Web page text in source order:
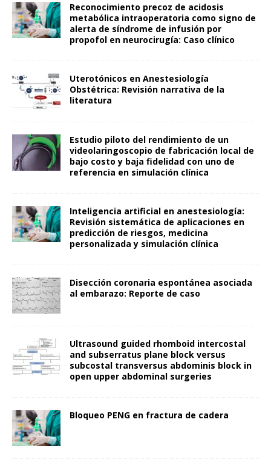
Reconocimiento precoz de acidosis
metabólica intraoperatoria como signo de
alerta de síndrome de infusión por
propofol en neurocirugía: Caso clínico
Uterotónicos en Anestesiología
Obstétrica: Revisión narrativa de la
literatura
Estudio piloto del rendimiento de un
videolaringoscopio de fabricación local de
bajo costo y baja fidelidad con uno de
referencia en simulación clínica
Inteligencia artificial en anestesiología:
Revisión sistemática de aplicaciones en
predicción de riesgos, medicina
personalizada y simulación clínica
Disección coronaria espontánea asociada
al embarazo: Reporte de caso
Ultrasound guided rhomboid intercostal
and subserratus plane block versus
subcostal transversus abdominis block in
open upper abdominal surgeries
Bloqueo PENG en fractura de cadera